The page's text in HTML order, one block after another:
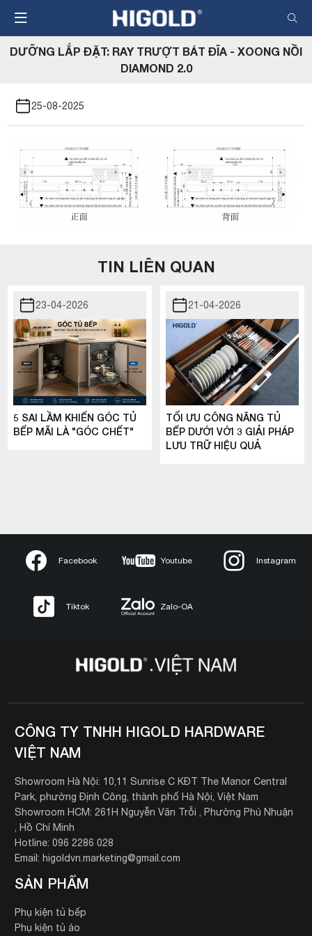
đến
nội
dung
DƯỠNG LẮP ĐẶT: RAY TRƯỢT BÁT ĐĨA - XOONG NỒI
DIAMOND 2.0
25-08-2025
TIN LIÊN QUAN
23-04-2026
5 SAI LẦM KHIẾN GÓC TỦ
BẾP MÃI LÀ "GÓC CHẾT"
21-04-2026
TỐI ƯU CÔNG NĂNG TỦ
BẾP DƯỚI VỚI 3 GIẢI PHÁP
LƯU TRỮ HIỆU QUẢ
Facebook Youtube Instagram
Tiktok Zalo-OA
CÔNG TY TNHH HIGOLD HARDWARE
VIỆT NAM
Showroom Hà Nội: 10,11 Sunrise C KĐT The Manor Central
Park, phường Định Công, thành phố Hà Nội, Việt Nam
Showroom HCM: 261H Nguyễn Văn Trỗi , Phường Phú Nhuận
, Hồ Chí Minh
Hotline: 096 2286 028
Email: higoldvn.marketing@gmail.com
SẢN PHẨM
Phụ kiện tủ bếp
Phụ kiện tủ áo